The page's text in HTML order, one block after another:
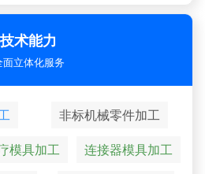
技术能力
面立体化服务
非标机械零件加工
模具加工
连接器模具加工